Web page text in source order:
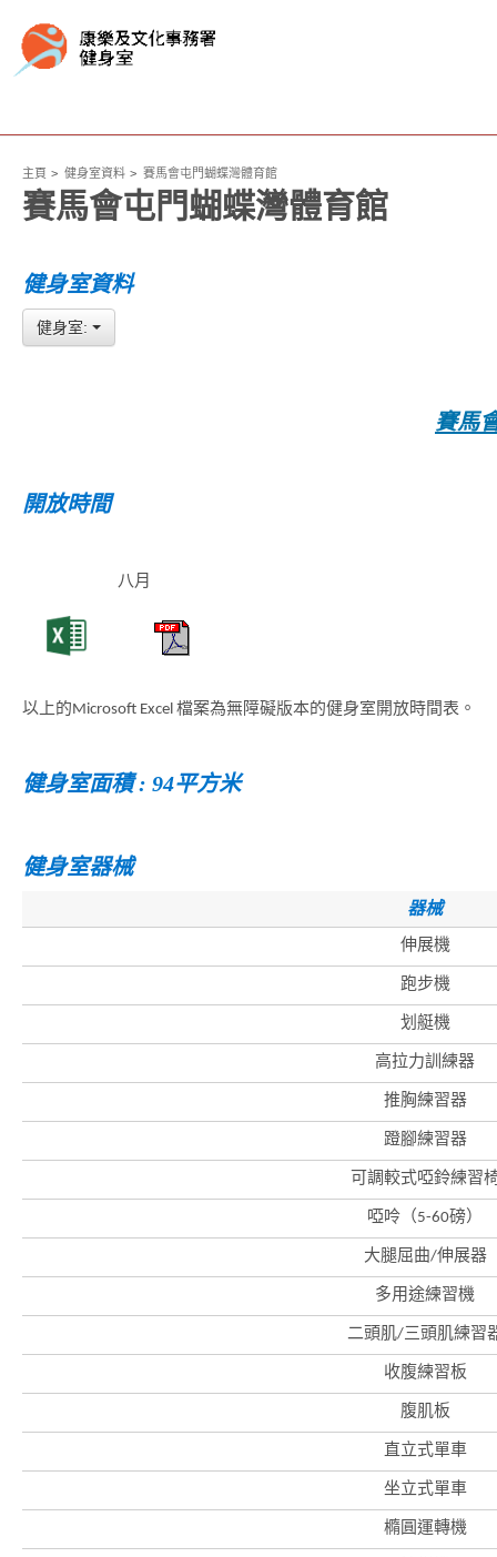
主頁 健身室資料 賽馬會屯門蝴蝶灣體育館
賽馬會屯門蝴蝶灣體育館
健身室資料
健身室:
賽馬
開放時間
八月
以上的Microsoft Excel 檔案為無障礙版本的健身室開放時間表。
健身室面積 : 94平方米
健身室器械
器械
伸展機
跑步機
划艇機
高拉力訓練器
推胸練習器
蹬腳練習器
可調較式啞鈴練習
啞呤（5-60磅）
大腿屈曲/伸展器
多用途練習機
二頭肌/三頭肌練習
收腹練習板
腹肌板
直立式單車
坐立式單車
橢圓運轉機